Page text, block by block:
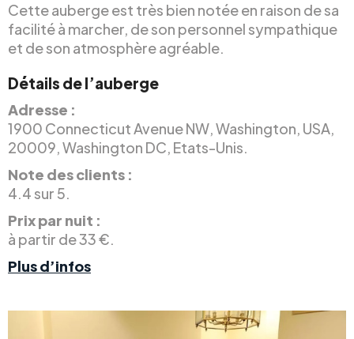
Cette auberge est très bien notée en raison de sa
facilité à marcher, de son personnel sympathique
et de son atmosphère agréable.
Détails de l’auberge
Adresse :
1900 Connecticut Avenue NW, Washington, USA,
20009, Washington DC, Etats-Unis.
Note des clients :
4.4 sur 5.
Prix par nuit :
à partir de 33 €.
Plus d’infos